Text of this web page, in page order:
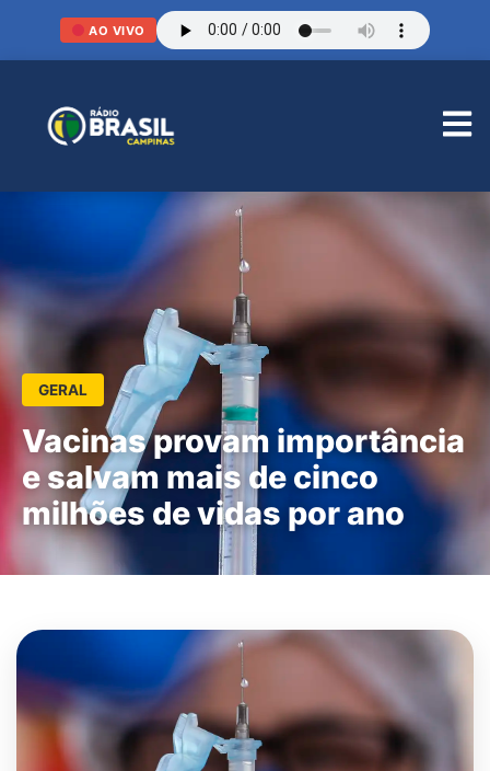
AO VIVO
GERAL
Vacinas provam importância
e salvam mais de cinco
milhões de vidas por ano